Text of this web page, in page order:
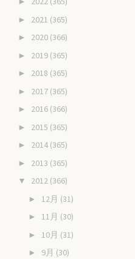
► 2021 (365)
► 2020 (366)
► 2019 (365)
► 2018 (365)
► 2017 (365)
► 2016 (366)
► 2015 (365)
► 2014 (365)
► 2013 (365)
▼ 2012 (366)
► 12月 (31)
► 11月 (30)
► 10月 (31)
► 9月 (30)